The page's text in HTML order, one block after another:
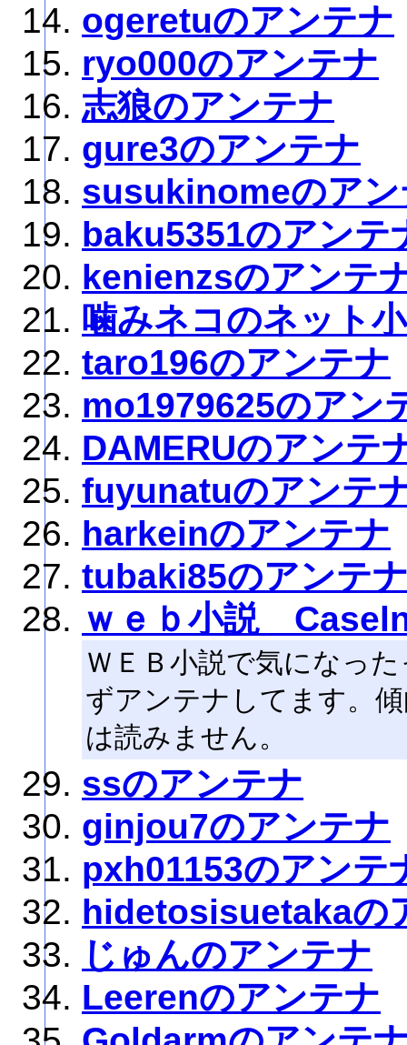
ogeretuのアンテナ
ryo000のアンテナ
志狼のアンテナ
gure3のアンテナ
susukinomeのアン
baku5351のアンテ
kenienzsのアンテ
噛みネコのネット
taro196のアンテナ
mo1979625のアン
DAMERUのアンテ
fuyunatuのアンテ
harkeinのアンテナ
tubaki85のアンテ
ｗｅｂ小説
ＷＥＢ小説で気になっ
ずアンテナしてます。
は読みません。
ssのアンテナ
ginjou7のアンテナ
pxh01153のアンテ
hidetosisuetakaの
じゅんのアンテナ
Leerenのアンテナ